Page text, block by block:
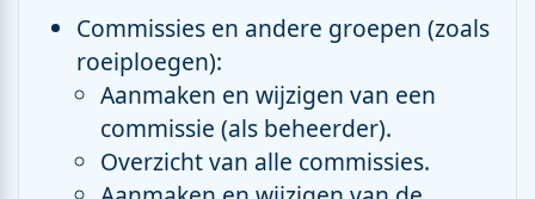
Commissies en andere groepen (zoals
roeiploegen):
Aanmaken en wijzigen van een
commissie (als beheerder).
Overzicht van alle commissies.